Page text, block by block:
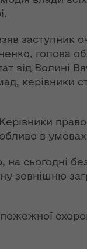
заступник
голова
від Волині
керівники
в умовах
на сьогодні
зовнішню